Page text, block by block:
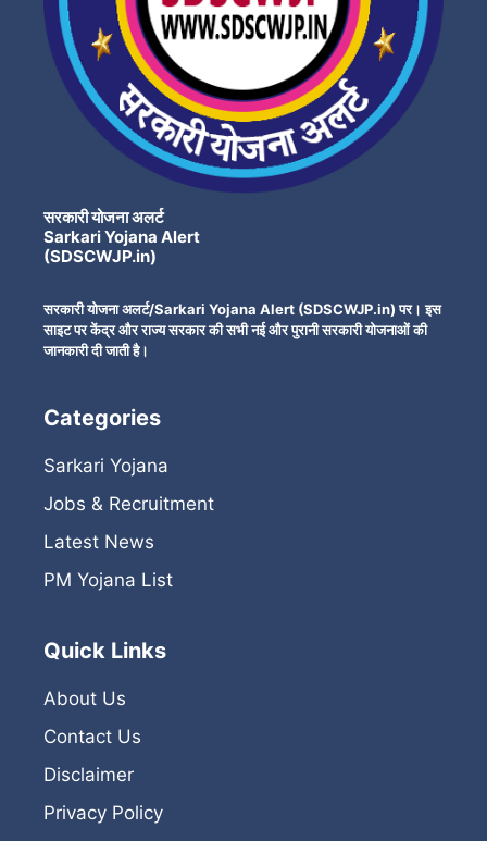
सरकारी योजना अलर्ट
Sarkari Yojana Alert
(SDSCWJP.in)
सरकारी योजना अलर्ट/Sarkari Yojana Alert (SDSCWJP.in) पर। इस
साइट पर केंद्र और राज्य सरकार की सभी नई और पुरानी सरकारी योजनाओं की
जानकारी दी जाती है।
Categories
Sarkari Yojana
Jobs & Recruitment
Latest News
PM Yojana List
Quick Links
About Us
Contact Us
Disclaimer
Privacy Policy